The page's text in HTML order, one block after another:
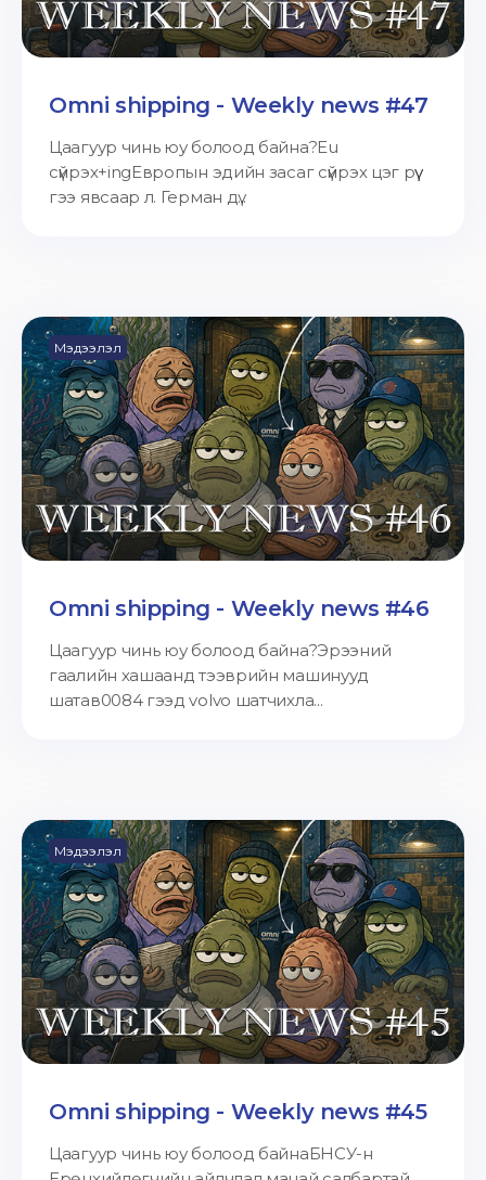
Omni shipping - Weekly news #47
Цаагуур чинь юу болоод байна?Eu
сүйрэх+ingЕвропын эдийн засаг сүйрэх цэг рүү
гээ явсаар л. Герман дү...
Мэдээлэл
Omni shipping - Weekly news #46
Цаагуур чинь юу болоод байна?Эрээний
гаалийн хашаанд тээврийн машинууд
шатав0084 гээд volvo шатчихла...
Мэдээлэл
Omni shipping - Weekly news #45
Цаагуур чинь юу болоод байнаБНСУ-н